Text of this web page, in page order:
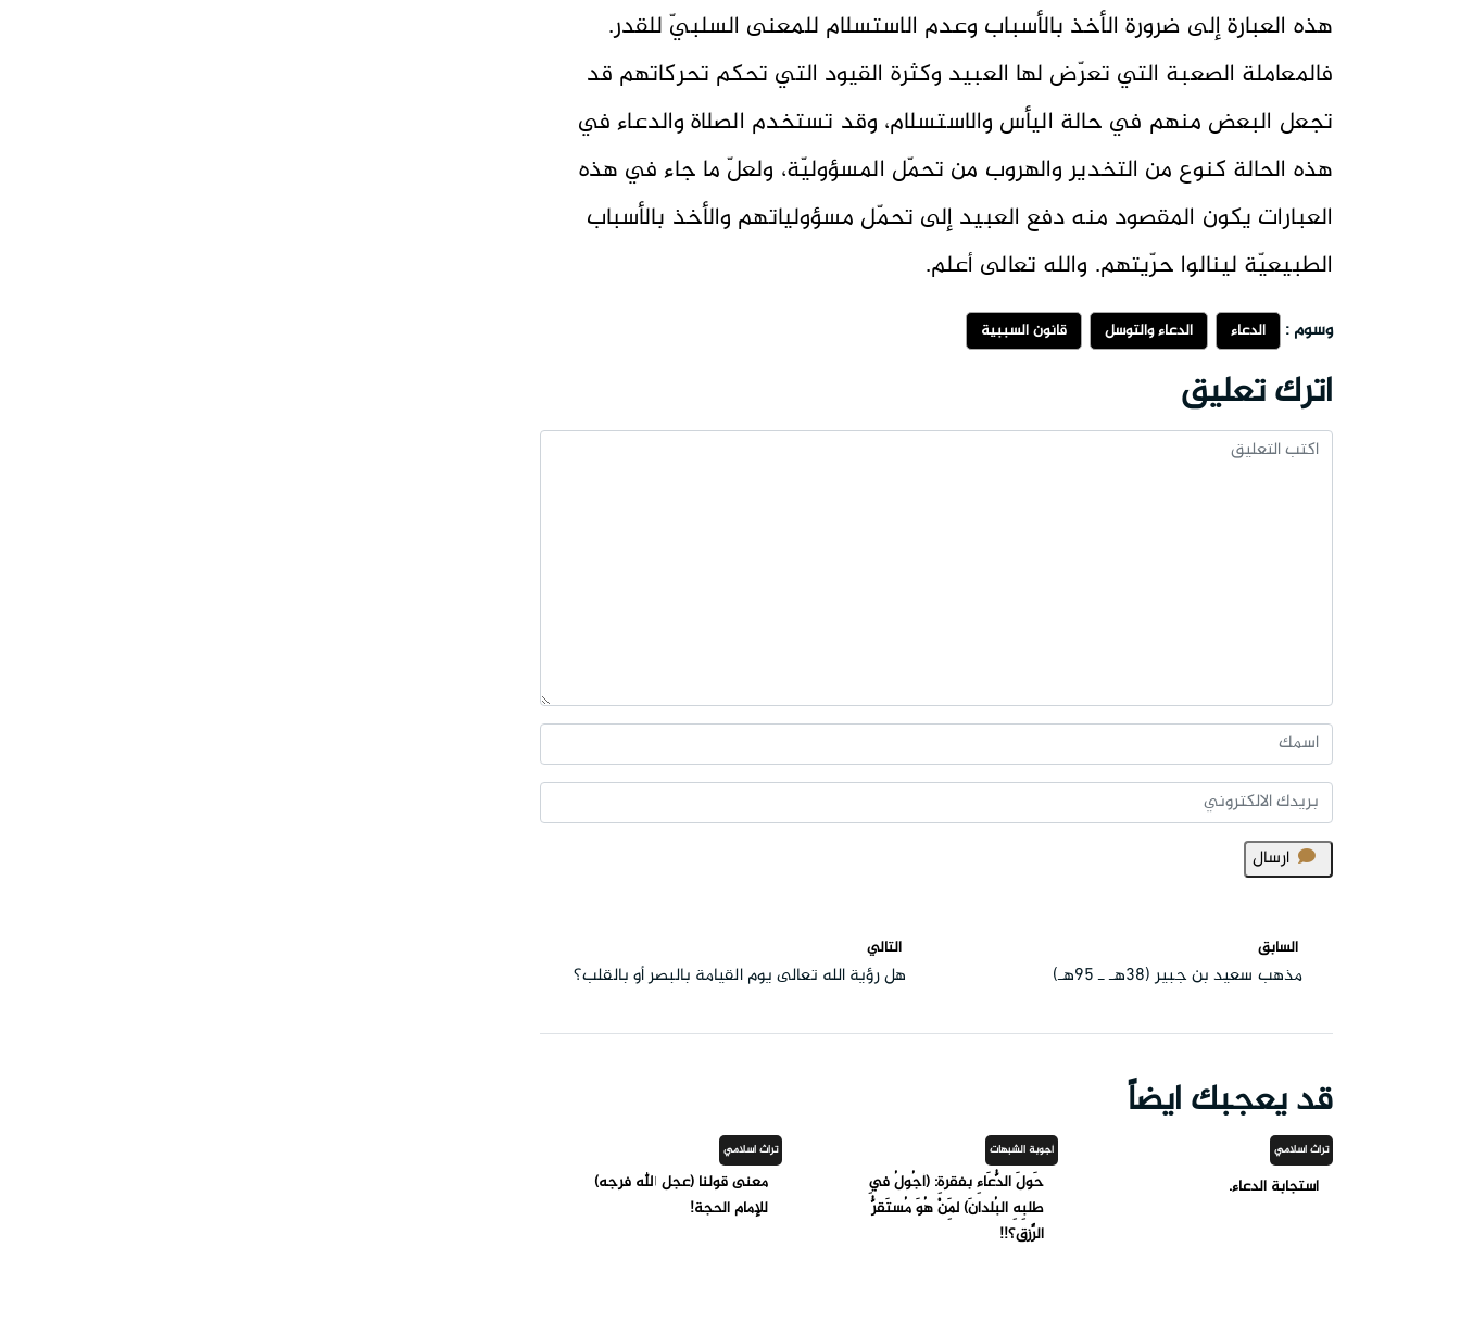
هذه العبارة إلى ضرورة الأخذ بالأسباب وعدم الاستسلام للمعنى السلبيّ للقدر.
فالمعاملة الصعبة التي تعرّض لها العبيد وكثرة القيود التي تحكم تحركاتهم قد
تجعل البعض منهم في حالة اليأس والاستسلام، وقد تستخدم الصلاة والدعاء في
هذه الحالة كنوع من التخدير والهروب من تحمّل المسؤوليّة، ولعلّ ما جاء في هذه
العبارات يكون المقصود منه دفع العبيد إلى تحمّل مسؤولياتهم والأخذ بالأسباب
الطبيعيّة لينالوا حرّيتهم. والله تعالى أعلم.
وسوم : الدعاء الدعاء والتوسل قانون السببية
اترك تعليق
ارسال
السابق
مذهب سعيد بن جبير (38هـ ـ 95هـ)
التالي
هل رؤية الله تعالى يوم القيامة بالبصر أو بالقلب؟
قد يعجبك ايضاً
تراث اسلامي
استجابة الدعاء.
أجوبة الشبهات
حَولَ الدُّعَاءِ بفقرةِ: (أجُولُ فِي
طلبِهِ البُلدانَ) لِمَنْ هُوَ مُستَقرُّ
الرِّزق؟!!
تراث اسلامي
معنى قولنا (عجل الله فرجه)
للإمام الحجة!